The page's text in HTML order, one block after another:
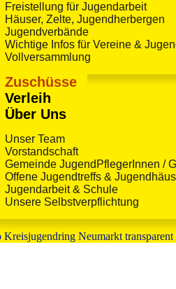
Freistellung für Jugendarbeit
Häuser, Zelte, Jugendherbergen
Jugendverbände
Wichtige Infos für Vereine &
Vollversammlung
Zuschüsse
Verleih
Über Uns
Unser Team
Vorstandschaft
Gemeinde JugendPflegerInnen /
Offene Jugendtreffs &
Jugendarbeit & Schule
Unsere Selbstverpflichtung